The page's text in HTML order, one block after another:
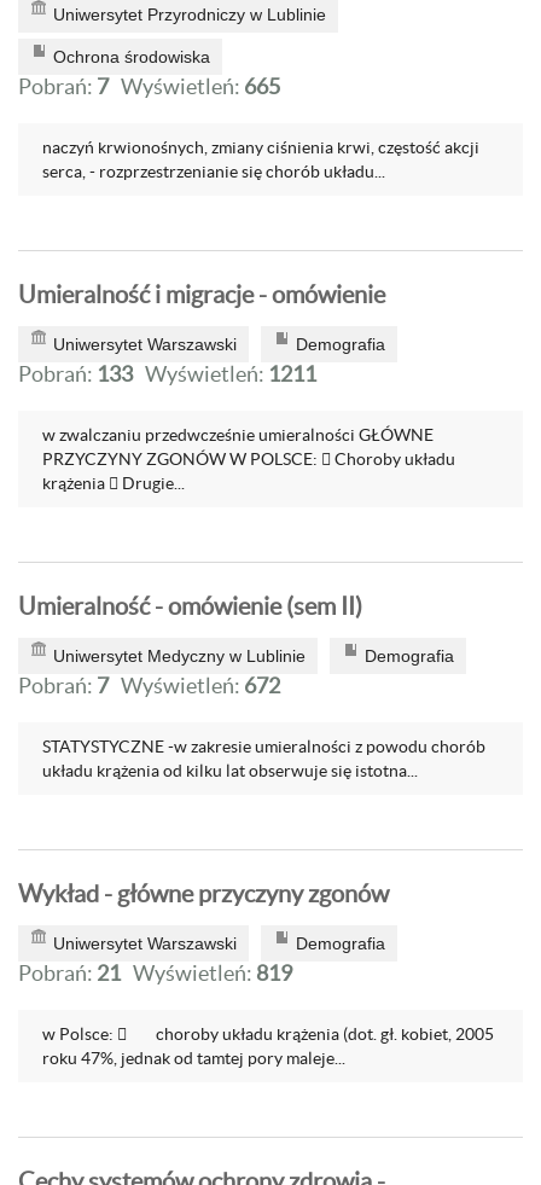
Uniwersytet Przyrodniczy w Lublinie
Ochrona środowiska
Pobrań: 7 Wyświetleń: 665
naczyń krwionośnych, zmiany ciśnienia krwi, częstość akcji
serca, - rozprzestrzenianie się chorób układu...
Umieralność i migracje - omówienie
Uniwersytet Warszawski Demografia
Pobrań: 133 Wyświetleń: 1211
w zwalczaniu przedwcześnie umieralności GŁÓWNE
PRZYCZYNY ZGONÓW W POLSCE:  Choroby układu
krążenia  Drugie...
Umieralność - omówienie (sem II)
Uniwersytet Medyczny w Lublinie Demografia
Pobrań: 7 Wyświetleń: 672
STATYSTYCZNE -w zakresie umieralności z powodu chorób
układu krążenia od kilku lat obserwuje się istotna...
Wykład - główne przyczyny zgonów
Uniwersytet Warszawski Demografia
Pobrań: 21 Wyświetleń: 819
w Polsce:  choroby układu krążenia (dot. gł. kobiet, 2005
roku 47%, jednak od tamtej pory maleje...